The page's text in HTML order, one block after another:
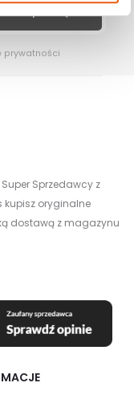
prywatności
Sprzedawcy z
kupisz oryginalne
dostawą z magazynu